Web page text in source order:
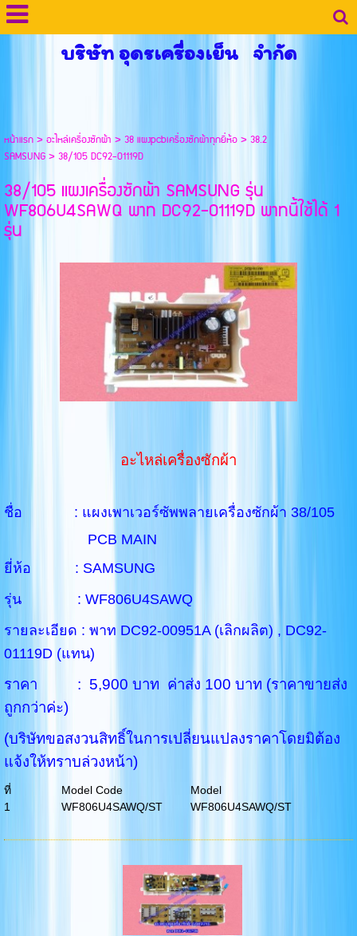
บริษัท อุดรเครื่องเย็น จำกัด
หน้าแรก>อะไหล่เครื่องซักผ้า > 38 แผงpcbเครื่องซักผ้าทุกยี่ห้อ>38.2
SAMSUNG>38/105 DC92-01119D
38/105 แผงเครื่องซักผ้า SAMSUNG รุ่น
WF806U4SAWQ พาท DC92-01119D พาทนี้ใช้ได้ 1
รุ่น
อะไหล่เครื่องซักผ้า
ชื่อ : แผงเพาเวอร์ซัพพลายเครื่องซักผ้า 38/105
PCB MAIN
ยี่ห้อ : SAMSUNG
รุ่น : WF806U4SAWQ
รายละเอียด : พาท DC92-00951A (เลิกผลิต) , DC92-
01119D (แทน)
ราคา : 5,900 บาท ค่าส่ง 100 บาท (ราคาขายส่ง
ถูกกว่าค่ะ)
(บริษัทขอสงวนสิทธิ์ในการเปลี่ยนแปลงราคาโดยมิต้อง
แจ้งให้ทราบล่วงหน้า)
ที่ Model Code
Model
1
WF806U4SAWQ/ST WF806U4SAWQ/ST